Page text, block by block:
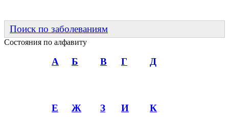
Поиск по заболеваниям
Состояния по алфавиту
А Б В Г Д
Е Ж З И К